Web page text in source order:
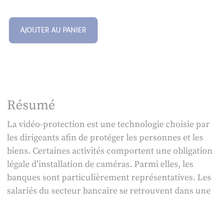
AJOUTER AU PANIER
Résumé
La vidéo-protection est une technologie choisie par
les dirigeants afin de protéger les personnes et les
biens. Certaines activités comportent une obligation
légale d’installation de caméras. Parmi elles, les
banques sont particulièrement représentatives. Les
salariés du secteur bancaire se retrouvent dans une